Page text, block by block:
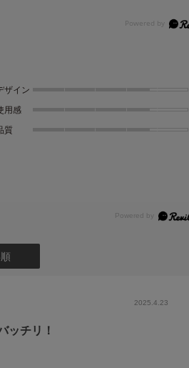
ザイン
用感
質
2025.4.23
ッチリ！